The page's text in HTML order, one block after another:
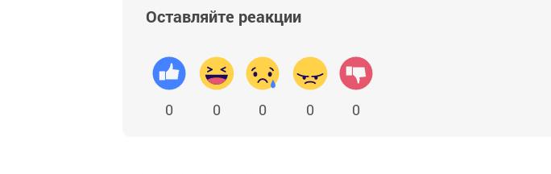
Оставляйте реакции
0 0 0 0 0